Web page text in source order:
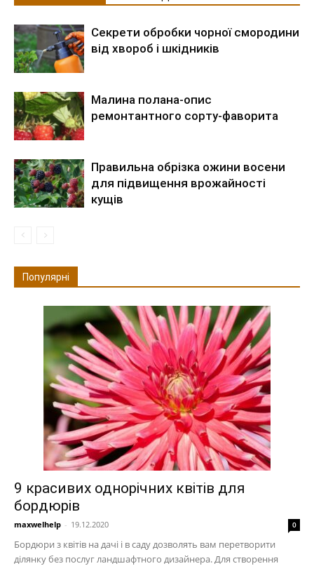
Секрети обробки чорної смородини
від хвороб і шкідників
Малина полана-опис
ремонтантного сорту-фаворита
Правильна обрізка ожини восени
для підвищення врожайності
кущів
Популярні
9 красивих однорічних квітів для
бордюрів
maxwelhelp - 19.12.2020 0
Бордюри з квітів на дачі і в саду дозволять вам перетворити
ділянку без послуг ландшафтного дизайнера. Для створення